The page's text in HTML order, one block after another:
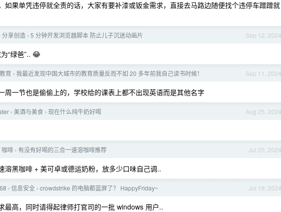
如果单凭违停就全责的话，大家有要补漆或钣金需求，直接去马路边随便找个违停车蹭蹭就
Sep 12, 2024
分享创造 › 5 分钟开发浏览器脚本 防止儿子沉迷动画片
“绿爸”.. 😂
Sep 11, 2024
教育 › 我最近发现中国大城市的教育质量反而不如 20 多年前我自己读书时候！
周一节也是偷偷上的，学校给的课表上都不出现英语而是其他名字
Aug 25, 2024
› 美酒与美食 › 现在什么纯牛奶好喝
Jul 25, 2024
咖啡 › 有没有好喝的三合一速溶咖啡推荐
溶黑咖啡 + 美可卓或德运奶粉，放多少口味自己调..
Jul 19, 2024
› 信息安全 › crowdstrike 的电脑都蓝屏了？ HappyFriday~
最高，同时请得起律师打官司的一批 windows 用户..